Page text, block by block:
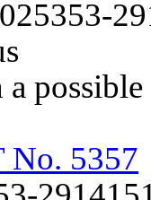
No. 5357